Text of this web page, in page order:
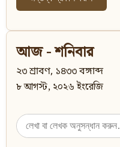
আজ - শনিবার
২৩ শ্রাবণ, ১৪৩৩ বঙ্গাব্দ
৮ আগস্ট, ২০২৬ ইংরেজি
Search
for: